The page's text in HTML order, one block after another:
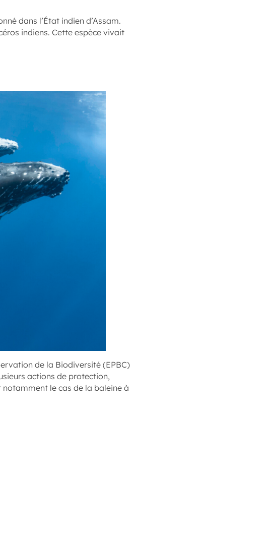
dans l’État indien d’Assam.
indiens. Cette espèce vivait
de la Biodiversité (EPBC)
actions de protection,
notamment le cas de la baleine à